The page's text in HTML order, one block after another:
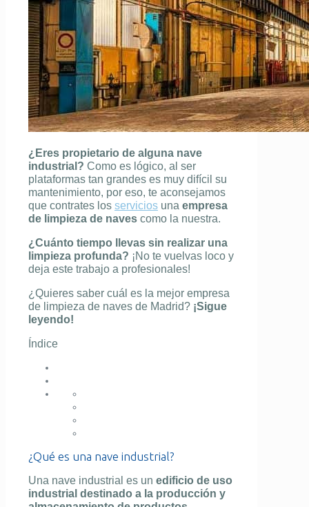
¿Eres propietario de alguna nave
industrial? Como es lógico, al ser
plataformas tan grandes es muy difícil su
mantenimiento, por eso, te aconsejamos
que contrates los servicios una empresa
de limpieza de naves como la nuestra.
¿Cuánto tiempo llevas sin realizar una
limpieza profunda? ¡No te vuelvas loco y
deja este trabajo a profesionales!
¿Quieres saber cuál es la mejor empresa
de limpieza de naves de Madrid? ¡Sigue
leyendo!
Índice
¿Qué es una nave industrial?
Una nave industrial es un edificio de uso
industrial destinado a la producción y